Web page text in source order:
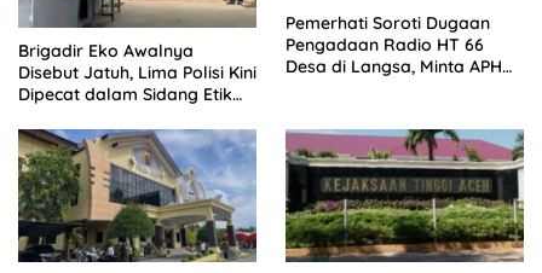
Brigadir Eko Awalnya
Disebut Jatuh, Lima Polisi Kini
Dipecat dalam Sidang Etik
Pemerhati Soroti Dugaan
Pengadaan Radio HT 66
Desa di Langsa, Minta APH